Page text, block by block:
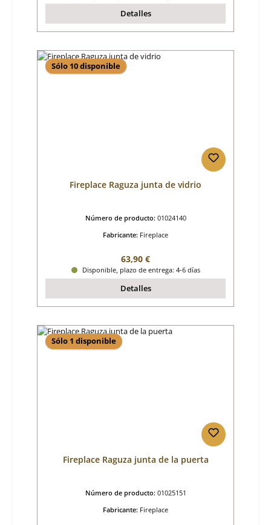
Detalles
Sólo 10 disponible
Fireplace Raguza junta de vidrio
Número de producto: 01024140
Fabricante: Fireplace
Precio normal:
63,90 €
Disponible, plazo de entrega: 4-6 días
Detalles
Sólo 1 disponible
Fireplace Raguza junta de la puerta
Número de producto: 01025151
Fabricante: Fireplace